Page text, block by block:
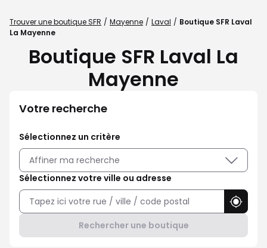
Trouver une boutique SFR Mayenne Laval
Boutique SFR Laval
La Mayenne
Boutique SFR Laval La
Mayenne
Votre recherche
Sélectionnez un critère
Affiner ma recherche
Sélectionnez votre ville ou adresse
Rechercher une boutique